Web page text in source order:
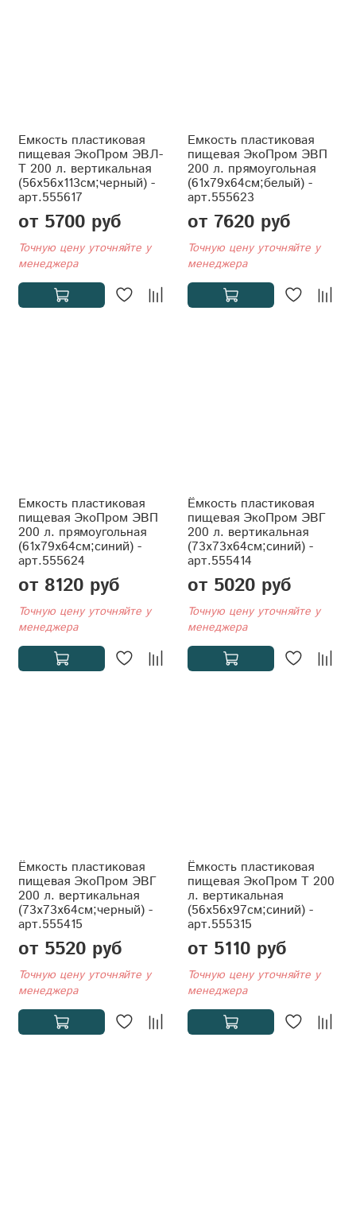
Емкость пластиковая
пищевая ЭкоПром ЭВЛ-
Т 200 л. вертикальная
(56x56x113см;черный) -
арт.555617
от 5700 руб
Точную цену уточняйте у
менеджера
Емкость пластиковая
пищевая ЭкоПром ЭВП
200 л. прямоугольная
(61x79x64см;белый) -
арт.555623
от 7620 руб
Точную цену уточняйте у
менеджера
Емкость пластиковая
пищевая ЭкоПром ЭВП
200 л. прямоугольная
(61x79x64см;синий) -
арт.555624
от 8120 руб
Точную цену уточняйте у
менеджера
Ёмкость пластиковая
пищевая ЭкоПром ЭВГ
200 л. вертикальная
(73x73x64см;синий) -
арт.555414
от 5020 руб
Точную цену уточняйте у
менеджера
Ёмкость пластиковая
пищевая ЭкоПром ЭВГ
200 л. вертикальная
(73x73x64см;черный) -
арт.555415
от 5520 руб
Точную цену уточняйте у
менеджера
Ёмкость пластиковая
пищевая ЭкоПром T 200
л. вертикальная
(56x56x97см;синий) -
арт.555315
от 5110 руб
Точную цену уточняйте у
менеджера